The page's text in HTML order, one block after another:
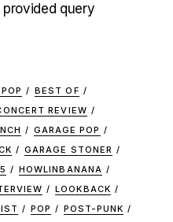
query
BEST OF
REVIEW
GARAGE POP
GARAGE STONER
HOWLINBANANA
LOOKBACK
POP
POST-PUNK